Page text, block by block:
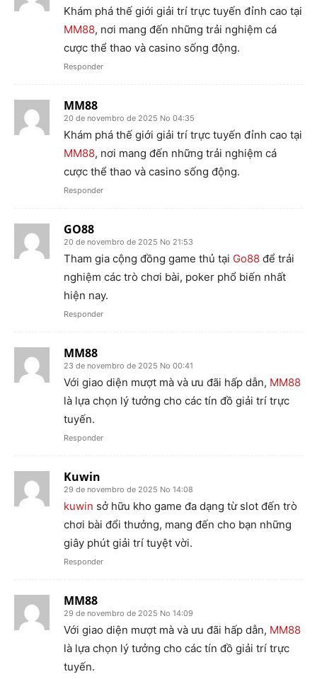
Khám phá thế giới giải trí trực tuyến đỉnh cao tại
MM88, nơi mang đến những trải nghiệm cá
cược thể thao và casino sống động.
Responder
MM88
20 de novembro de 2025 No 04:35
Khám phá thế giới giải trí trực tuyến đỉnh cao tại
MM88, nơi mang đến những trải nghiệm cá
cược thể thao và casino sống động.
Responder
GO88
20 de novembro de 2025 No 21:53
Tham gia cộng đồng game thủ tại Go88 để trải
nghiệm các trò chơi bài, poker phổ biến nhất
hiện nay.
Responder
MM88
23 de novembro de 2025 No 00:41
Với giao diện mượt mà và ưu đãi hấp dẫn, MM88
là lựa chọn lý tưởng cho các tín đồ giải trí trực
tuyến.
Responder
Kuwin
29 de novembro de 2025 No 14:08
kuwin sở hữu kho game đa dạng từ slot đến trò
chơi bài đổi thưởng, mang đến cho bạn những
giây phút giải trí tuyệt vời.
Responder
MM88
29 de novembro de 2025 No 14:09
Với giao diện mượt mà và ưu đãi hấp dẫn, MM88
là lựa chọn lý tưởng cho các tín đồ giải trí trực
tuyến.